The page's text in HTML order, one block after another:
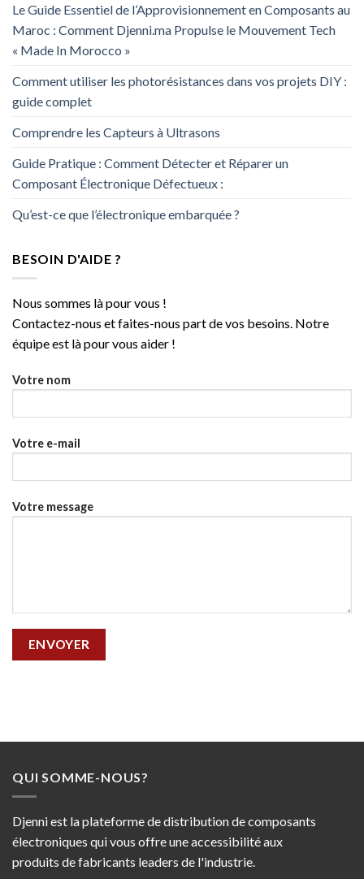
Le Guide Essentiel de l’Approvisionnement en Composants au
Maroc : Comment Djenni.ma Propulse le Mouvement Tech
« Made In Morocco »
Comment utiliser les photorésistances dans vos projets DIY :
guide complet
Comprendre les Capteurs à Ultrasons
Guide Pratique : Comment Détecter et Réparer un
Composant Électronique Défectueux :
Qu’est-ce que l’électronique embarquée ?
BESOIN D'AIDE ?
Nous sommes là pour vous !
Contactez-nous et faites-nous part de vos besoins. Notre
équipe est là pour vous aider !
Votre nom
Votre e-mail
Votre message
QUI SOMME-NOUS?
Djenni est la plateforme de distribution de composants
électroniques qui vous offre une accessibilité aux
produits de fabricants leaders de l'industrie.